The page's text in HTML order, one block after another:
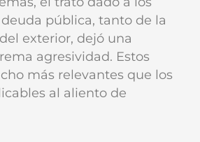
pública, tanto de la
exterior, dejó una
agresividad. Estos
más relevantes que los
al aliento de